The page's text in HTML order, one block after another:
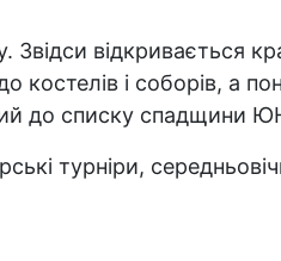
відкривається
костелів і соборів, а
до списку спадщини
турніри,